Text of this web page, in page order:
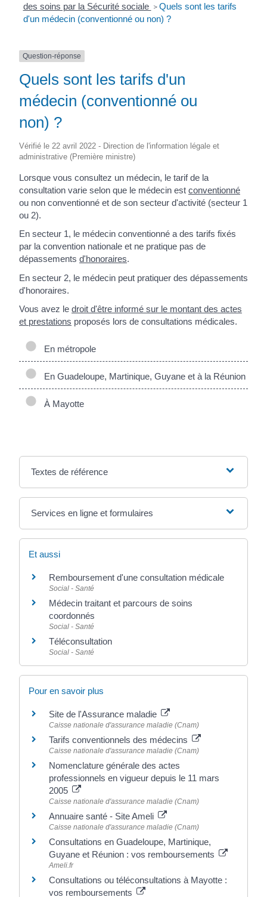
des soins par la Sécurité sociale > Quels sont les tarifs
d'un médecin (conventionné ou non) ?
Question-réponse
Quels sont les tarifs d'un
médecin (conventionné ou
non) ?
Vérifié le 22 avril 2022 - Direction de l'information légale et
administrative (Première ministre)
Lorsque vous consultez un médecin, le tarif de la
consultation varie selon que le médecin est conventionné
ou non conventionné et de son secteur d'activité (secteur 1
ou 2).
En secteur 1, le médecin conventionné a des tarifs fixés
par la convention nationale et ne pratique pas de
dépassements d'honoraires.
En secteur 2, le médecin peut pratiquer des dépassements
d'honoraires.
Vous avez le droit d'être informé sur le montant des actes
et prestations proposés lors de consultations médicales.
En métropole
En Guadeloupe, Martinique, Guyane et à la Réunion
À Mayotte
Textes de référence
Services en ligne et formulaires
Et aussi
Remboursement d'une consultation médicale
Social - Santé
Médecin traitant et parcours de soins
coordonnés
Social - Santé
Téléconsultation
Social - Santé
Pour en savoir plus
Site de l'Assurance maladie
Caisse nationale d'assurance maladie (Cnam)
Tarifs conventionnels des médecins
Caisse nationale d'assurance maladie (Cnam)
Nomenclature générale des actes
professionnels en vigueur depuis le 11 mars
2005
Caisse nationale d'assurance maladie (Cnam)
Annuaire santé - Site Ameli
Caisse nationale d'assurance maladie (Cnam)
Consultations en Guadeloupe, Martinique,
Guyane et Réunion : vos remboursements
Ameli.fr
Consultations ou téléconsultations à Mayotte :
vos remboursements